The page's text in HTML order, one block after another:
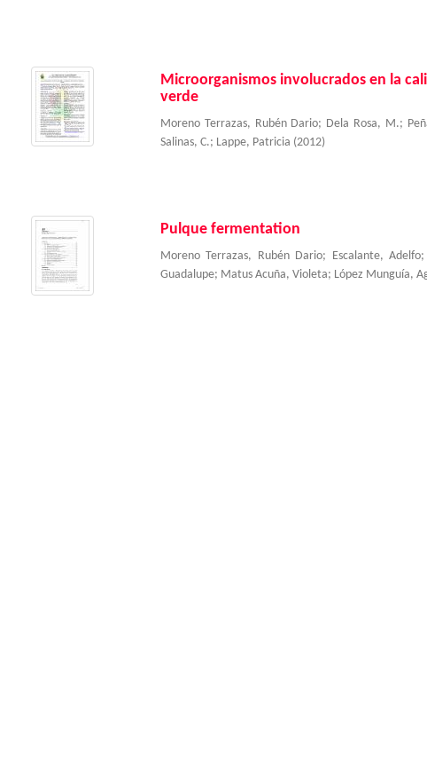
Microorganismos involucrados en la
verde
Moreno Terrazas, Rubén Dario; Dela Rosa, M.;
Salinas, C.; Lappe, Patricia (2012)
Pulque fermentation
Moreno Terrazas, Rubén Dario; Escalante, Adelfo;
Guadalupe; Matus Acuña, Violeta; López Munguía,